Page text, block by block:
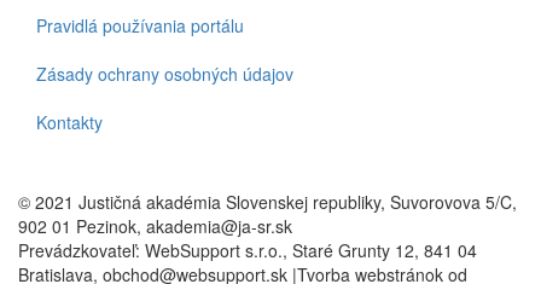
Pravidlá používania portálu
Zásady ochrany osobných údajov
Kontakty
© 2021 Justičná akadémia Slovenskej republiky, Suvorovova 5/C,
902 01 Pezinok, akademia@ja-sr.sk
Prevádzkovateľ: WebSupport s.r.o., Staré Grunty 12, 841 04
Bratislava, obchod@websupport.sk |Tvorba webstránok od